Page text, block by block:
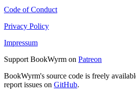
Code of Conduct
Privacy Policy
Impressum
Support BookWyrm on Patreon
BookWyrm's source code is freely
report issues on GitHub.